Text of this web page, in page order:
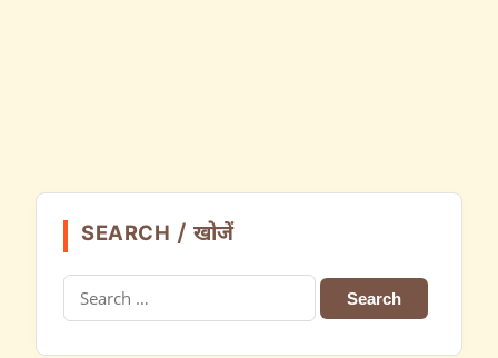
SEARCH / खोजें
Search
for: